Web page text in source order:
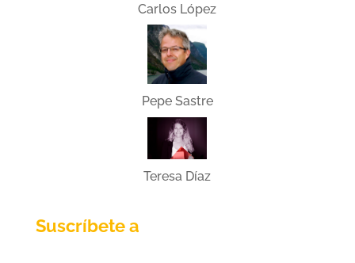
Carlos López
Pepe Sastre
Teresa Díaz
Suscríbete a